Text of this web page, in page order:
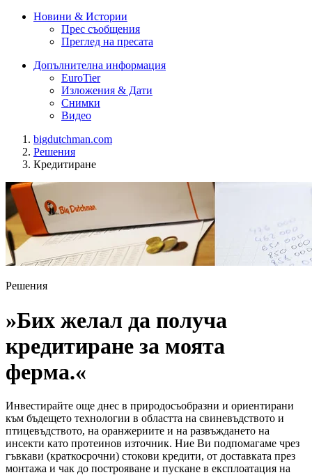
Новини & Истории
Прес съобщения
Преглед на пресата
Допълнителна информация
EuroTier
Изложения & Дати
Снимки
Видео
bigdutchman.com
Решения
Кредитиране
Решения
»Бих желал да получа
кредитиране за моята
ферма.«
Инвестирайте още днес в природосъобразни и ориентирани
към бъдещето технологии в областта на свиневъдството и
птицевъдството, на оранжериите и на развъждането на
инсекти като протеинов източник. Ние Ви подпомагаме чрез
гъвкави (краткосрочни) стокови кредити, от доставката през
монтажа и чак до построяване и пускане в експлоатация на